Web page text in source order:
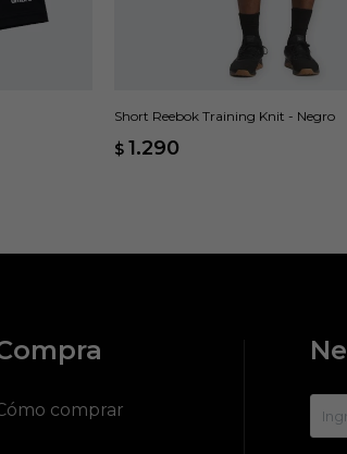
Short Reebok Training Knit - Negro
$ 1.290
comprar